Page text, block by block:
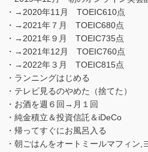
・→2020年11月 TOEIC610点
・→2021年７月 TOEIC680点
・→2021年９月 TOEIC735点
・→2021年12月 TOEIC760点
・→2022年３月 TOEIC815点
・ランニングはじめる
・テレビ見るのやめた（捨てた）
・お酒を週６回→月１回
・純金積立＆投資信託＆iDeCo
・帰ってすぐにお風呂入る
・朝ごはんをオートミールマフィン,